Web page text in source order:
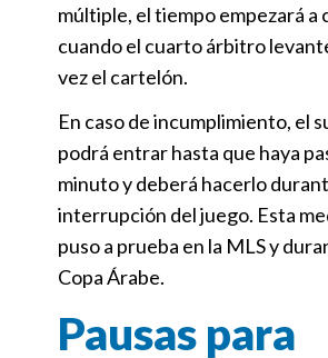
múltiple, el tiempo empezará a
cuando el cuarto árbitro
vez el cartelón.
En caso de incumplimiento, el
podrá entrar hasta que haya
minuto y deberá hacerlo
interrupción del juego. Esta
puso a prueba en la MLS y
Copa Árabe.
Pausas para